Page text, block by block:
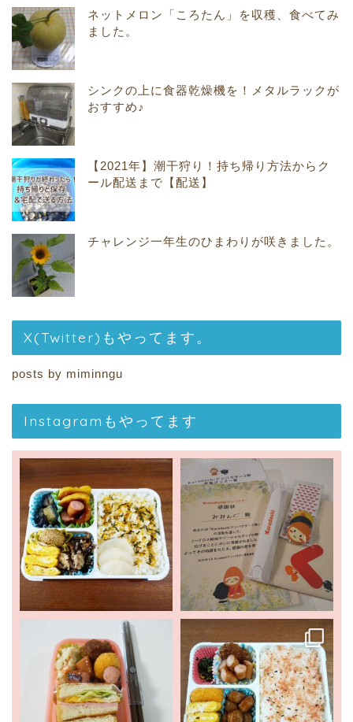
ネットメロン「ころたん」を収穫、食べてみ
ました。
シンクの上に食器乾燥機を！メタルラックが
おすすめ♪
【2021年】潮干狩り！持ち帰り方法からク
ール配送まで【配送】
チャレンジ一年生のひまわりが咲きました。
X(Twitter)もやってます。
posts by miminngu
Instagramもやってます